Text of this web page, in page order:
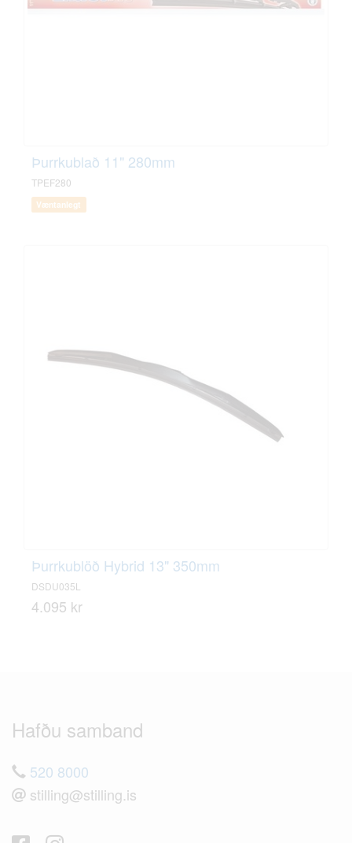
Þurrkublað 11" 280mm
TPEF280
Væntanlegt
Þurrkublöð Hybrid 13" 350mm
DSDU035L
4.095 kr
Hafðu samband
520 8000
stilling@stilling.is